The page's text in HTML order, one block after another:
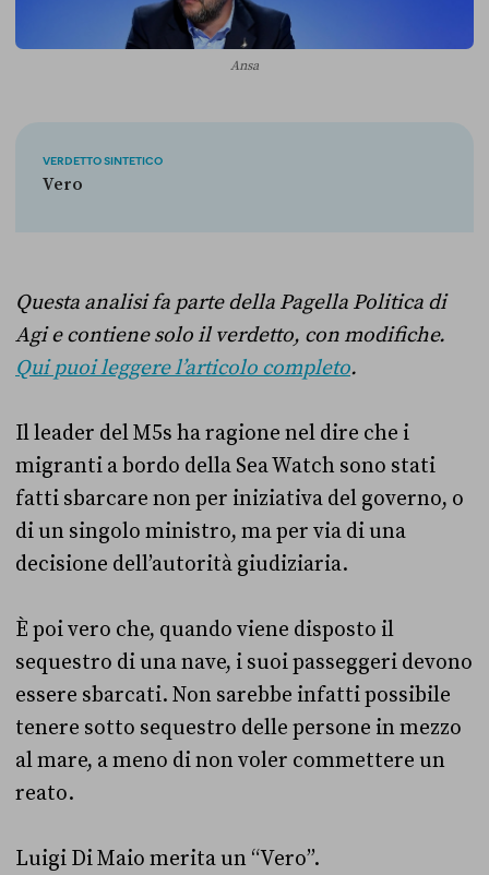
Ansa
VERDETTO SINTETICO
Vero
Questa analisi fa parte della Pagella Politica di
Agi e contiene solo il verdetto, con modifiche.
Qui puoi leggere l’articolo completo.
Il leader del M5s ha ragione nel dire che i
migranti a bordo della Sea Watch sono stati
fatti sbarcare non per iniziativa del governo, o
di un singolo ministro, ma per via di una
decisione dell’autorità giudiziaria.
È poi vero che, quando viene disposto il
sequestro di una nave, i suoi passeggeri devono
essere sbarcati. Non sarebbe infatti possibile
tenere sotto sequestro delle persone in mezzo
al mare, a meno di non voler commettere un
reato.
Luigi Di Maio merita un “Vero”.